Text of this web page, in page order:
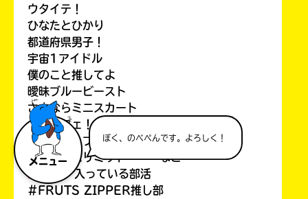
メニュー
今年でキミノベルは創刊5周
年！ みんな、ありがと～！
ウタイテ！
ひなたとひかり
都道府県男子！
宇宙1アイドル
僕のこと推してよ
曖昧ブルービースト
さよならミニスカート
ケモカフェ！
プリズム×プロジェクト
初恋タイムリミット など
入っている部活
#FRUTS ZIPPER推し部